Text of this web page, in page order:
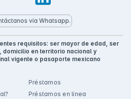
vía Whatsapp.
requisitos: ser mayor de edad, ser
domicilio en territorio nacional y
vigente o pasaporte mexicano
Préstamos
Préstamos en línea